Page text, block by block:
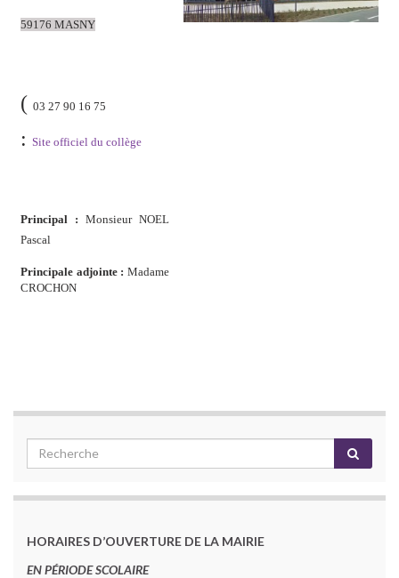
59176 MASNY
( 03 27 90 16 75
: Site officiel du collège
Principal : Monsieur NOEL
Pascal
Principale adjointe : Madame
CROCHON
HORAIRES D’OUVERTURE DE LA MAIRIE
EN PÉRIODE SCOLAIRE